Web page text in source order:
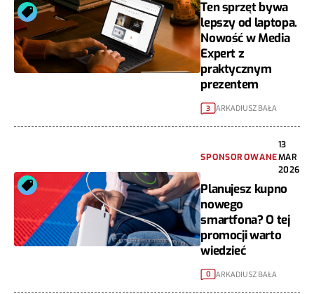
Ten sprzęt bywa
lepszy od laptopa.
Nowość w Media
Expert z
praktycznym
prezentem
3 ARKADIUSZ BAŁA
SPONSOROWANE
13
MAR
2026
Planujesz kupno
nowego
smartfona? O tej
promocji warto
wiedzieć
0 ARKADIUSZ BAŁA